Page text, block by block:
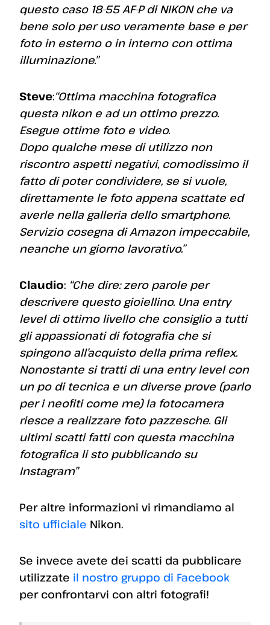
questo caso 18-55 AF-P di NIKON che va
bene solo per uso veramente base e per
foto in esterno o in interno con ottima
illuminazione.”
Steve:“Ottima macchina fotografica
questa nikon e ad un ottimo prezzo.
Esegue ottime foto e video.
Dopo qualche mese di utilizzo non
riscontro aspetti negativi, comodissimo il
fatto di poter condividere, se si vuole,
direttamente le foto appena scattate ed
averle nella galleria dello smartphone.
Servizio cosegna di Amazon impeccabile,
neanche un giorno lavorativo.”
Claudio: “Che dire: zero parole per
descrivere questo gioiellino. Una entry
level di ottimo livello che consiglio a tutti
gli appassionati di fotografia che si
spingono all’acquisto della prima reflex.
Nonostante si tratti di una entry level con
un po di tecnica e un diverse prove (parlo
per i neofiti come me) la fotocamera
riesce a realizzare foto pazzesche. Gli
ultimi scatti fatti con questa macchina
fotografica li sto pubblicando su
Instagram”
Per altre informazioni vi rimandiamo al
sito ufficiale Nikon.
Se invece avete dei scatti da pubblicare
utilizzate il nostro gruppo di Facebook
per confrontarvi con altri fotografi!